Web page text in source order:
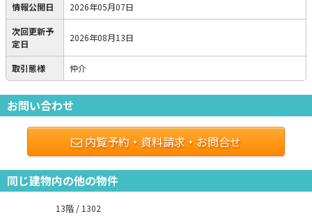
情報公開日 2026年05月07日
次回更新予
定日
2026年08月13日
取引態様 仲介
お問い合わせ
内覧予約・資料請求・お問合せ
同じ建物内の他の物件
13階 / 1302